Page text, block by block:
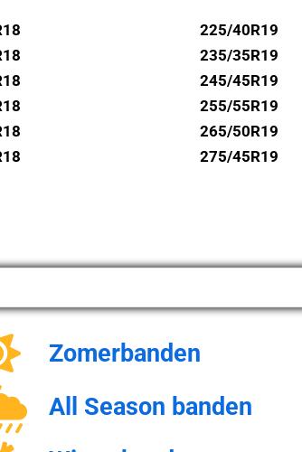
225/40R19
235/35R19
245/45R19
255/55R19
265/50R19
275/45R19
Zomerbanden
All Season banden